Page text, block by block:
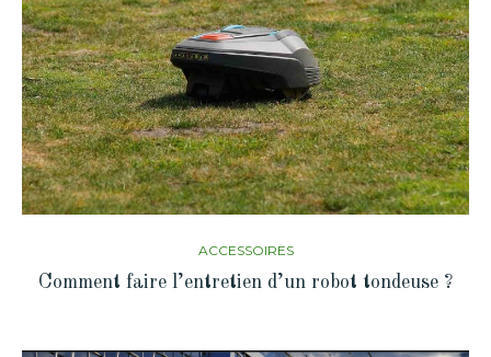
ACCESSOIRES
Comment faire l’entretien d’un robot tondeuse ?